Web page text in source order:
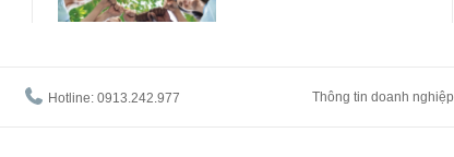
Hotline: 0913.242.977 Thông tin doanh nghiệp